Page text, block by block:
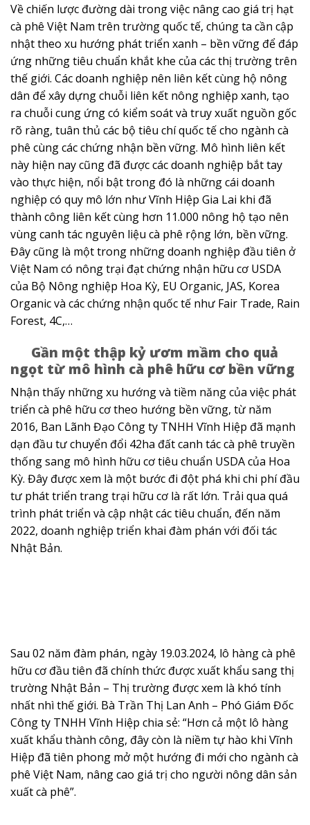
Về chiến lược đường dài trong việc nâng cao giá trị hạt
cà phê Việt Nam trên trường quốc tế, chúng ta cần cập
nhật theo xu hướng phát triển xanh – bền vững để đáp
ứng những tiêu chuẩn khắt khe của các thị trường trên
thế giới. Các doanh nghiệp nên liên kết cùng hộ nông
dân để xây dựng chuỗi liên kết nông nghiệp xanh, tạo
ra chuỗi cung ứng có kiểm soát và truy xuất nguồn gốc
rõ ràng, tuân thủ các bộ tiêu chí quốc tế cho ngành cà
phê cùng các chứng nhận bền vững. Mô hình liên kết
này hiện nay cũng đã được các doanh nghiệp bắt tay
vào thực hiện, nổi bật trong đó là những cái doanh
nghiệp có quy mô lớn như Vĩnh Hiệp Gia Lai khi đã
thành công liên kết cùng hơn 11.000 nông hộ tạo nên
vùng canh tác nguyên liệu cà phê rộng lớn, bền vững.
Đây cũng là một trong những doanh nghiệp đầu tiên ở
Việt Nam có nông trại đạt chứng nhận hữu cơ USDA
của Bộ Nông nghiệp Hoa Kỳ, EU Organic, JAS, Korea
Organic và các chứng nhận quốc tế như Fair Trade, Rain
Forest, 4C,…
Gần một thập kỷ ươm mầm cho quả
ngọt từ mô hình cà phê hữu cơ bền vững
Nhận thấy những xu hướng và tiềm năng của việc phát
triển cà phê hữu cơ theo hướng bền vững, từ năm
2016, Ban Lãnh Đạo Công ty TNHH Vĩnh Hiệp đã mạnh
dạn đầu tư chuyển đổi 42ha đất canh tác cà phê truyền
thống sang mô hình hữu cơ tiêu chuẩn USDA của Hoa
Kỳ. Đây được xem là một bước đi đột phá khi chi phí đầu
tư phát triển trang trại hữu cơ là rất lớn. Trải qua quá
trình phát triển và cập nhật các tiêu chuẩn, đến năm
2022, doanh nghiệp triển khai đàm phán với đối tác
Nhật Bản.
Sau 02 năm đàm phán, ngày 19.03.2024, lô hàng cà phê
hữu cơ đầu tiên đã chính thức được xuất khẩu sang thị
trường Nhật Bản – Thị trường được xem là khó tính
nhất nhì thế giới. Bà Trần Thị Lan Anh – Phó Giám Đốc
Công ty TNHH Vĩnh Hiệp chia sẻ: “Hơn cả một lô hàng
xuất khẩu thành công, đây còn là niềm tự hào khi Vĩnh
Hiệp đã tiên phong mở một hướng đi mới cho ngành cà
phê Việt Nam, nâng cao giá trị cho người nông dân sản
xuất cà phê”.